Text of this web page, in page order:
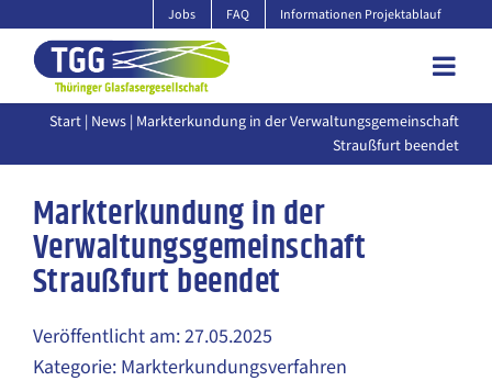
Inhalt
springen
Jobs FAQ Informationen Projektablauf
Start | News | Markterkundung in der Verwaltungsgemeinschaft
Straußfurt beendet
Markterkundung in der
Verwaltungsgemeinschaft
Straußfurt beendet
Veröffentlicht am: 27.05.2025
Kategorie: Markterkundungsverfahren